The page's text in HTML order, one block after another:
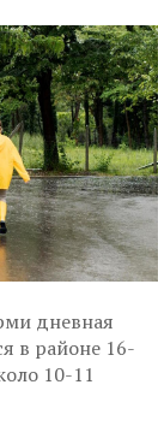
дневная
в районе 16-
10-11